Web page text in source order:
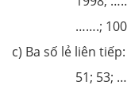
…….; 100;
c) Ba số lẻ liên tiếp:
51; 53;